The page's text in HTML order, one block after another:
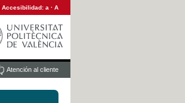
Accesibilidad: a · A
Atención al cliente